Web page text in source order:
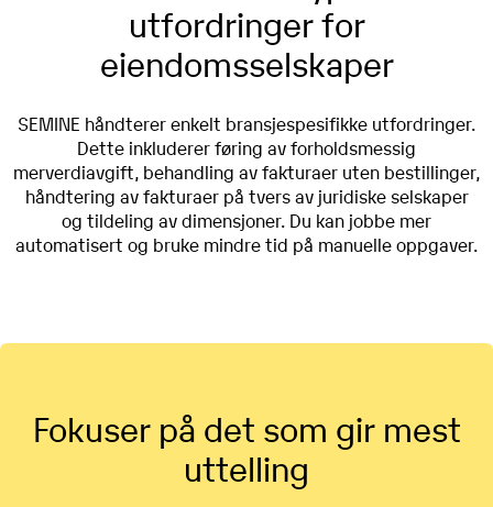
utfordringer for
eiendomsselskaper
SEMINE håndterer enkelt bransjespesifikke utfordringer.
Dette inkluderer føring av forholdsmessig
merverdiavgift, behandling av fakturaer uten bestillinger,
håndtering av fakturaer på tvers av juridiske selskaper
og tildeling av dimensjoner. Du kan jobbe mer
automatisert og bruke mindre tid på manuelle oppgaver.
Fokuser på det som gir mest
uttelling